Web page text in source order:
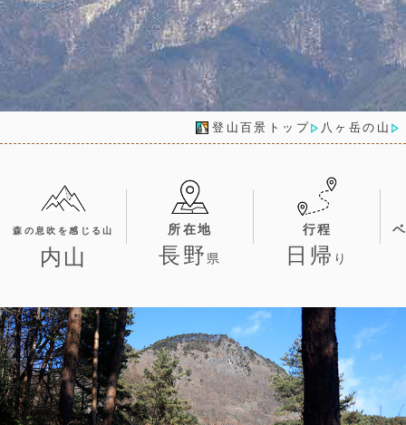
登山百景トップ 八ヶ岳の山
森の息吹を感じる山
内山
所在地
長野 県
行程
日帰 り